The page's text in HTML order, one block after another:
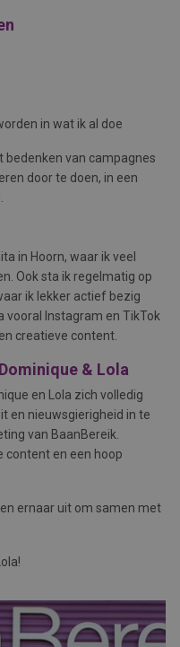
in wat ik al doe
bedenken van campagnes
door te doen, in een
in Hoorn, waar ik veel
Ook sta ik regelmatig op
ik lekker actief bezig
vooral Instagram en TikTok
creatieve content.
& Lola
en Lola zich volledig
en nieuwsgierigheid in te
van BaanBereik.
content en een hoop
ernaar uit om samen met